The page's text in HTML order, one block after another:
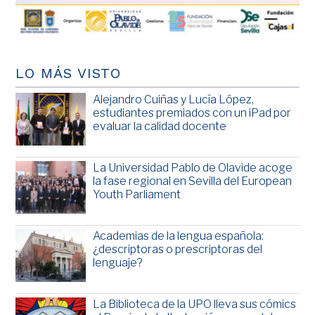
LO MÁS VISTO
Alejandro Cuiñas y Lucía López,
estudiantes premiados con un iPad por
evaluar la calidad docente
La Universidad Pablo de Olavide acoge
la fase regional en Sevilla del European
Youth Parliament
Academias de la lengua española:
¿descriptoras o prescriptoras del
lenguaje?
La Biblioteca de la UPO lleva sus cómics